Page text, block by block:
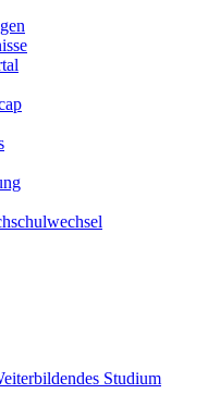
Studium